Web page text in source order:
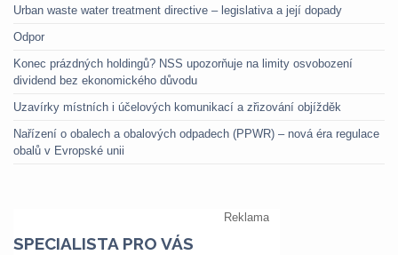
Urban waste water treatment directive – legislativa a její dopady
Odpor
Konec prázdných holdingů? NSS upozorňuje na limity osvobození
dividend bez ekonomického důvodu
Uzavírky místních i účelových komunikací a zřizování objížděk
Nařízení o obalech a obalových odpadech (PPWR) – nová éra regulace
obalů v Evropské unii